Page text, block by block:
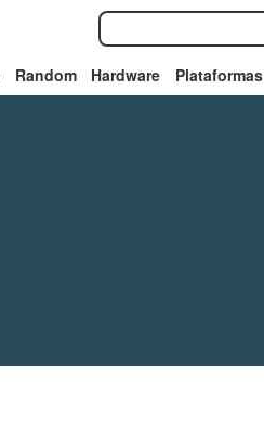
Random Hardware Plataformas